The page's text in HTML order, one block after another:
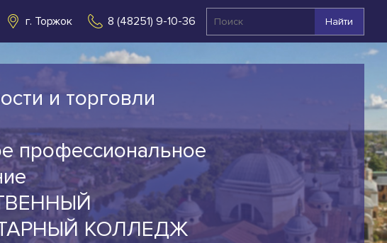
г. Торжок 8 (48251) 9-10-36 Найти
и торговли
профессиональное
КОЛЛЕДЖ